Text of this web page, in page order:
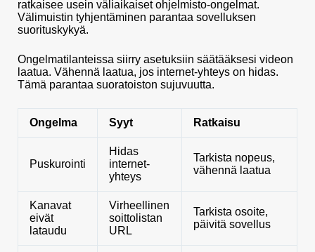
ratkaisee usein väliaikaiset ohjelmisto-ongelmat.
Välimuistin tyhjentäminen parantaa sovelluksen
suorituskykyä.
Ongelmatilanteissa siirry asetuksiin säätääksesi videon
laatua. Vähennä laatua, jos internet-yhteys on hidas.
Tämä parantaa suoratoiston sujuvuutta.
Ongelma Syyt Ratkaisu
Puskurointi
Hidas
internet-
yhteys
Tarkista nopeus,
vähennä laatua
Kanavat
eivät
lataudu
Virheellinen
soittolistan
URL
Tarkista osoite,
päivitä sovellus